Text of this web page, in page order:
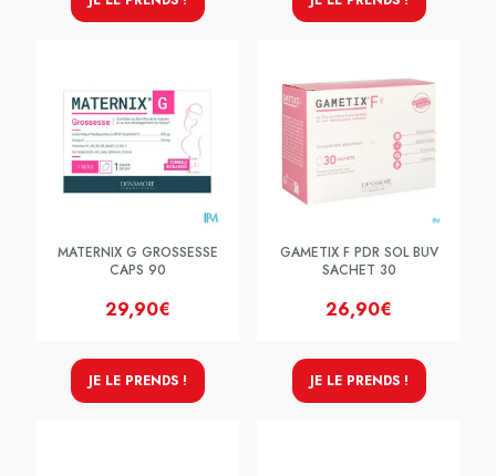
MATERNIX G GROSSESSE
CAPS 90
29,90€
JE LE PRENDS !
GAMETIX F PDR SOL BUV
SACHET 30
26,90€
JE LE PRENDS !